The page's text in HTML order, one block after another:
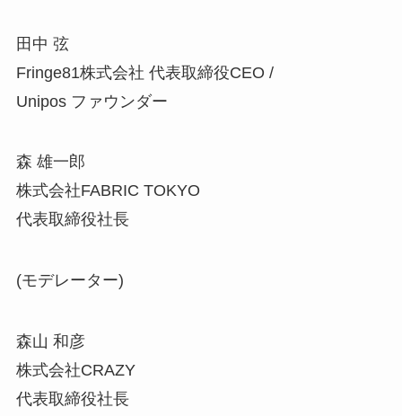
田中 弦
Fringe81株式会社 代表取締役CEO /
Unipos ファウンダー
森 雄一郎
株式会社FABRIC TOKYO
代表取締役社長
(モデレーター)
森山 和彦
株式会社CRAZY
代表取締役社長